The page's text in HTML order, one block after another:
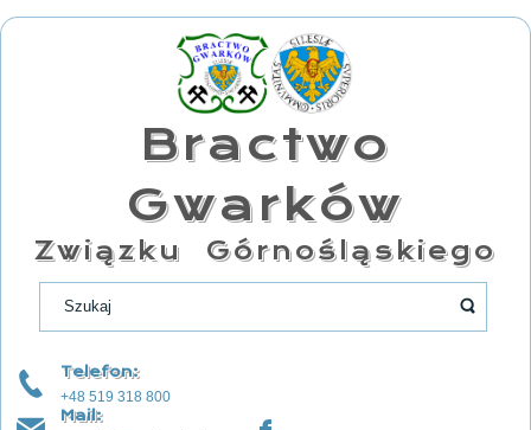
Bractwo
Gwarków
Związku Górnośląskiego
Telefon:
+48 519 318 800
Mail: